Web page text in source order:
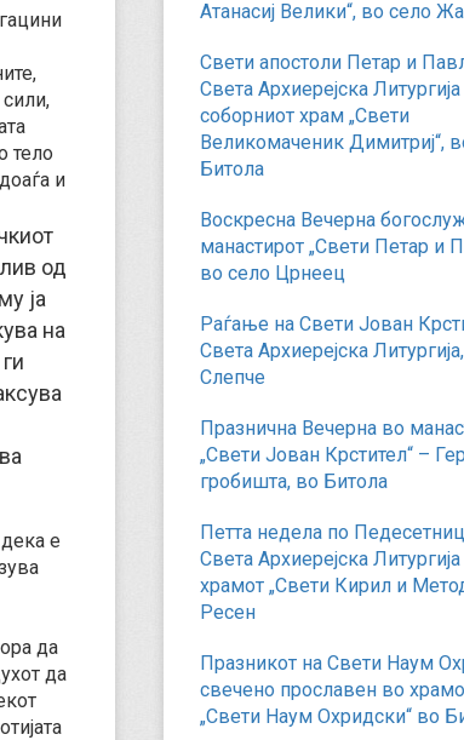
тело
и
од
ја
на
е
да
да
Атанасиј Велики“, во село
Свети апостоли Петар и
Света Архиерејска
соборниот храм „Свети
Великомаченик Димитриј“,
Битола
Воскресна Вечерна
манастирот „Свети Петар и
во село Црнеец
Раѓање на Свети Јован
Света Архиерејска
Слепче
Празнична Вечерна во
„Свети Јован Крстител“ –
гробишта, во Битола
Петта недела по
Света Архиерејска
храмот „Свети Кирил и
Ресен
Празникот на Свети Наум
свечено прославен во
„Свети Наум Охридски“ во